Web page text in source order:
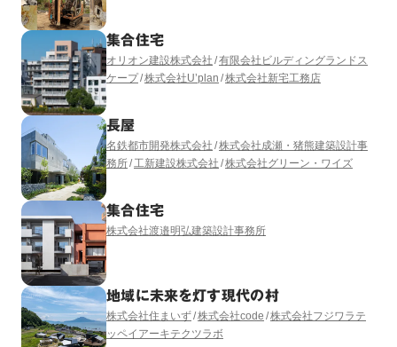
集合住宅
オリオン建設株式会社 有限会社ビルディングランドス
ケープ 株式会社U’plan 株式会社新宅工務店
長屋
名鉄都市開発株式会社 株式会社成瀬・猪熊建築設計事
務所 工新建設株式会社 株式会社グリーン・ワイズ
集合住宅
株式会社渡邉明弘建築設計事務所
地域に未来を灯す現代の村
株式会社住まいず 株式会社code 株式会社フジワラテ
ッペイアーキテクツラボ